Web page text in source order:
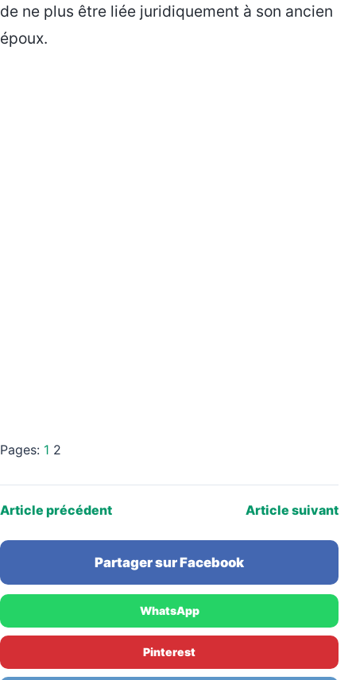
de ne plus être liée juridiquement à son ancien
époux.
Pages: 1 2
Article précédent Article suivant
Partager sur Facebook
WhatsApp
Pinterest